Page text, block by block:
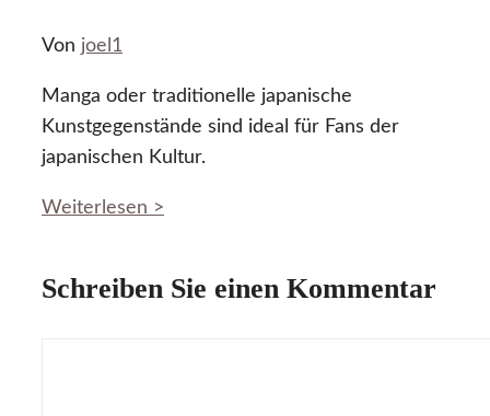
Von joel1
Manga oder traditionelle japanische
Kunstgegenstände sind ideal für Fans der
japanischen Kultur.
Weiterlesen >
Schreiben Sie einen Kommentar